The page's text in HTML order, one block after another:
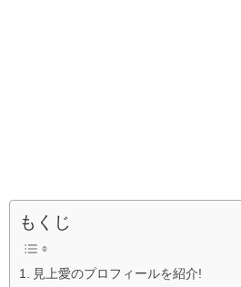
もくじ
見上愛のプロフィールを紹介!